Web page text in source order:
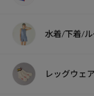
水着/下着/
レッグウェア